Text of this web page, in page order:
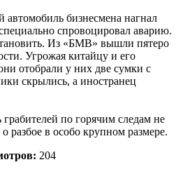
автомобиль бизнесмена нагнал
спровоцировал аварию.
Из «БМВ» вышли пятеро
Угрожая китайцу и его
отобрали у них две сумки с
скрылись, а иностранец
по горячим следам не
разбое в особо крупном размере.
204